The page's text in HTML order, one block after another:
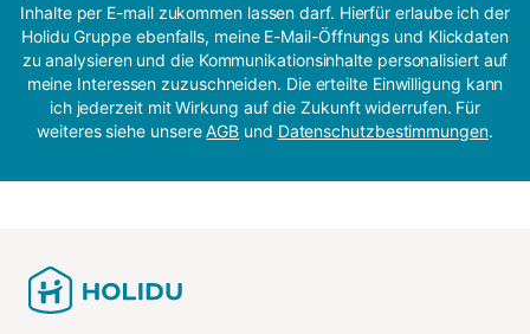
Inhalte per E-mail zukommen lassen darf. Hierfür erlaube ich der
Holidu Gruppe ebenfalls, meine E-Mail-Öffnungs und Klickdaten
zu analysieren und die Kommunikationsinhalte personalisiert auf
meine Interessen zuzuschneiden. Die erteilte Einwilligung kann
ich jederzeit mit Wirkung auf die Zukunft widerrufen. Für
weiteres siehe unsereAGB und Datenschutzbestimmungen.